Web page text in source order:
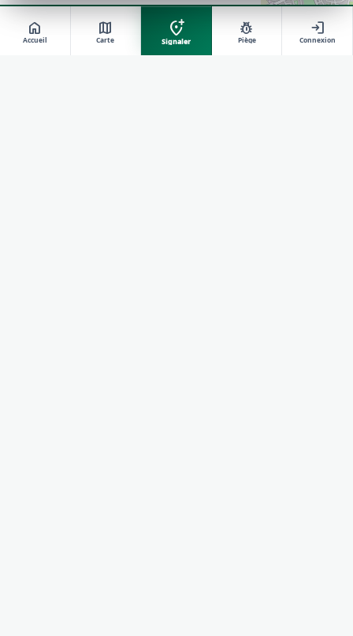
home
Accueil
map
Carte
add_location_alt
Signaler
pest_control
Piège
login
Connexion